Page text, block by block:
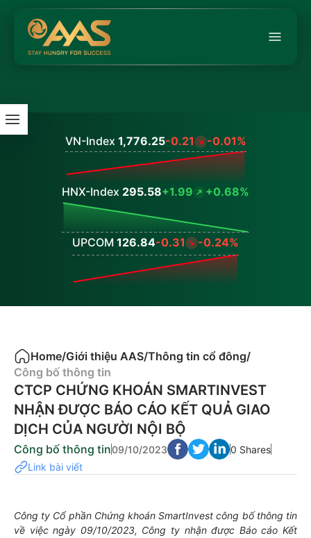
VN-Index 1,776.25-0.21 -0.01%
HNX-Index 295.58+1.99 +0.68%
UPCOM 126.84-0.31 -0.24%
Home/Giới thiệu AAS/Thông tin cổ đông/
Công bố thông tin
CTCP CHỨNG KHOÁN SMARTINVEST
NHẬN ĐƯỢC BÁO CÁO KẾT QUẢ GIAO
DỊCH CỦA NGƯỜI NỘI BỘ
Công bố thông tin09/10/2023
0 Shares
Link bài viết
Công ty Cổ phần Chứng khoán SmartInvest công bố thông tin
về việc ngày 09/10/2023, Công ty nhận được Báo cáo Kết